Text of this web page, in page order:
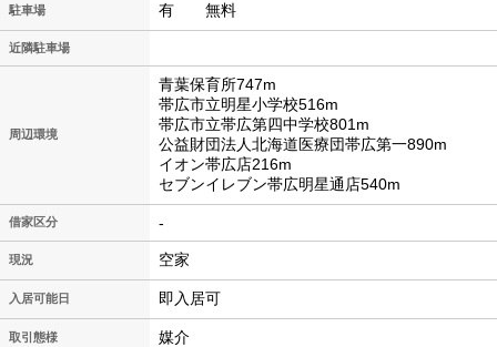
駐車場 有 無料
近隣駐車場
周辺環境
青葉保育所747m
帯広市立明星小学校516m
帯広市立帯広第四中学校801m
公益財団法人北海道医療団帯広第一890m
イオン帯広店216m
セブンイレブン帯広明星通店540m
借家区分 -
現況 空家
入居可能日 即入居可
取引態様 媒介